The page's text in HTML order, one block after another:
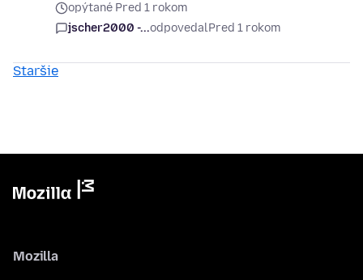
opýtané Pred 1 rokom
jscher2000 -...odpovedalPred 1 rokom
Staršie
Mozilla